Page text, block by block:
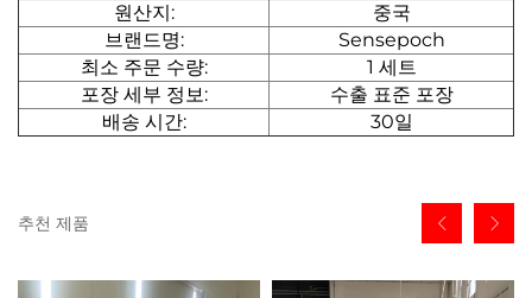
원산지:
중국
브랜드명:
Sensepoch
최소 주문 수량:
1 세트
포장 세부 정보:
수출 표준 포장
배송 시간:
30일
추천 제품